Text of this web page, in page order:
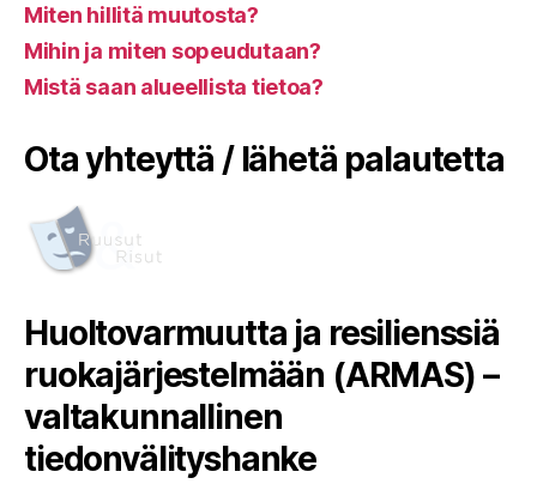
Miten hillitä muutosta?
Mihin ja miten sopeudutaan?
Mistä saan alueellista tietoa?
Ota yhteyttä / lähetä palautetta
Huoltovarmuutta ja resilienssiä
ruokajärjestelmään (ARMAS) –
valtakunnallinen
tiedonvälityshanke